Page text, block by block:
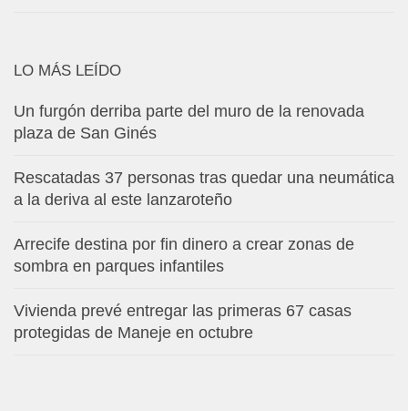
LO MÁS LEÍDO
Un furgón derriba parte del muro de la renovada
plaza de San Ginés
Rescatadas 37 personas tras quedar una neumática
a la deriva al este lanzaroteño
Arrecife destina por fin dinero a crear zonas de
sombra en parques infantiles
Vivienda prevé entregar las primeras 67 casas
protegidas de Maneje en octubre